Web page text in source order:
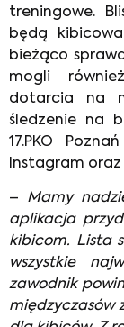
treningowe.
będą
bieżąco
mogli
dotarcia na
śledzenie na
17.PKO
Instagram
– Mamy
aplikacja
kibicom. Lista
wszystkie
zawodnik
międzyczasów